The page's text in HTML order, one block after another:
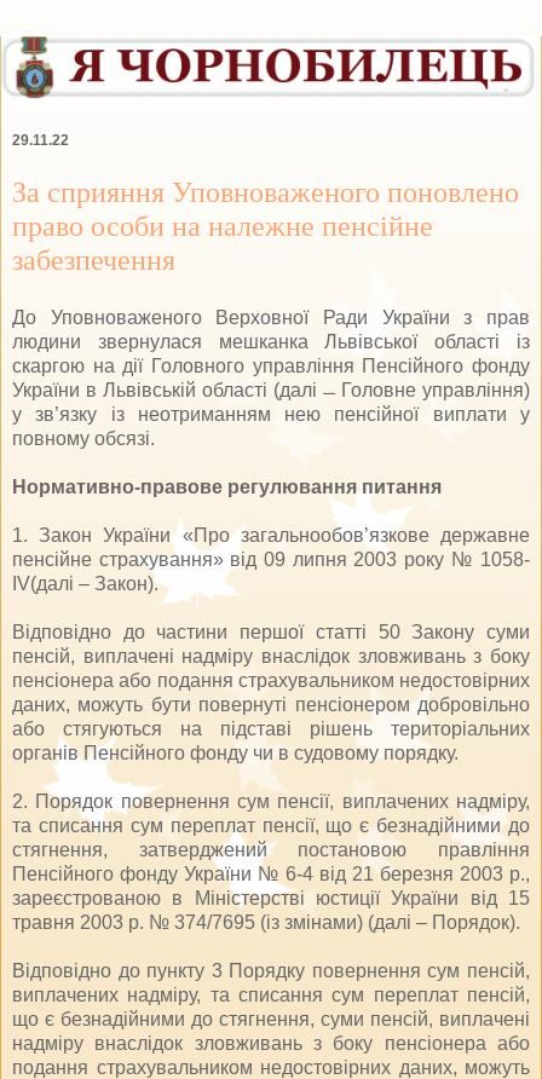
29.11.22
За сприяння Уповноваженого поновлено
право особи на належне пенсійне
забезпечення
До Уповноваженого Верховної Ради України з прав
людини звернулася мешканка Львівської області із
скаргою на дії Головного управління Пенсійного фонду
України в Львівській області (далі ˗˗ Головне управління)
у зв’язку із неотриманням нею пенсійної виплати у
повному обсязі.
Нормативно-правове регулювання питання
1. Закон України «Про загальнообов’язкове державне
пенсійне страхування» від 09 липня 2003 року № 1058-
IV(далі – Закон).
Відповідно до частини першої статті 50 Закону суми
пенсій, виплачені надміру внаслідок зловживань з боку
пенсіонера або подання страхувальником недостовірних
даних, можуть бути повернуті пенсіонером добровільно
або стягуються на підставі рішень територіальних
органів Пенсійного фонду чи в судовому порядку.
2. Порядок повернення сум пенсії, виплачених надміру,
та списання сум переплат пенсії, що є безнадійними до
стягнення, затверджений постановою правління
Пенсійного фонду України № 6-4 від 21 березня 2003 р.,
зареєстрованою в Міністерстві юстиції України від 15
травня 2003 р. № 374/7695 (із змінами) (далі – Порядок).
Відповідно до пункту 3 Порядку повернення сум пенсій,
виплачених надміру, та списання сум переплат пенсій,
що є безнадійними до стягнення, суми пенсій, виплачені
надміру внаслідок зловживань з боку пенсіонера або
подання страхувальником недостовірних даних, можуть